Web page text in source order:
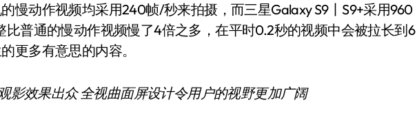
慢动作视频均采用240帧/秒来拍摄，而三星Galaxy S9丨S9+采用960
普通的慢动作视频慢了4倍之多，在平时0.2秒的视频中会被拉长到6
更多有意思的内容。
影效果出众 全视曲面屏设计令用户的视野更加广阔